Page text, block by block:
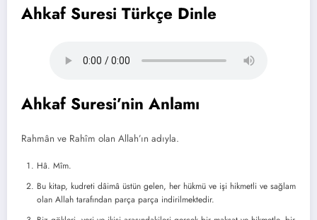
Ahkaf Suresi Türkçe Dinle
Ahkaf Suresi’nin Anlamı
Rahmân ve Rahîm olan Allah’ın adıyla.
Hâ. Mîm.
Bu kitap, kudreti dâimâ üstün gelen, her hükmü ve işi hikmetli ve sağlam
olan Allah tarafından parça parça indirilmektedir.